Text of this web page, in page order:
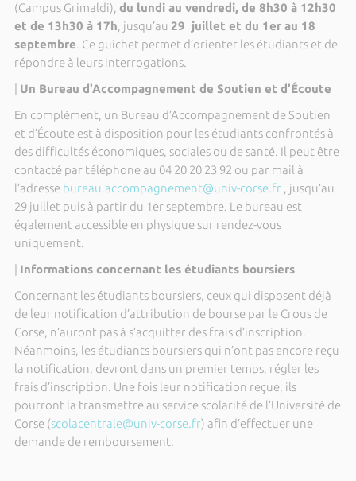
(Campus Grimaldi), du lundi au vendredi, de 8h30 à 12h30
et de 13h30 à 17h, jusqu’au 29 juillet et du 1er au 18
septembre. Ce guichet permet d’orienter les étudiants et de
répondre à leurs interrogations.
Un Bureau d'Accompagnement de Soutien et d'Écoute
En complément, un Bureau d’Accompagnement de Soutien
et d’Écoute est à disposition pour les étudiants confrontés à
des difficultés économiques, sociales ou de santé. Il peut être
contacté par téléphone au 04 20 20 23 92 ou par mail à
l’adresse bureau.accompagnement@univ-corse.fr, jusqu’au
29 juillet puis à partir du 1er septembre. Le bureau est
également accessible en physique sur rendez-vous
uniquement.
Informations concernant les étudiants boursiers
Concernant les étudiants boursiers, ceux qui disposent déjà
de leur notification d’attribution de bourse par le Crous de
Corse, n’auront pas à s’acquitter des frais d’inscription.
Néanmoins, les étudiants boursiers qui n’ont pas encore reçu
la notification, devront dans un premier temps, régler les
frais d’inscription. Une fois leur notification reçue, ils
pourront la transmettre au service scolarité de l’Université de
Corse (scolacentrale@univ-corse.fr) afin d’effectuer une
demande de remboursement.